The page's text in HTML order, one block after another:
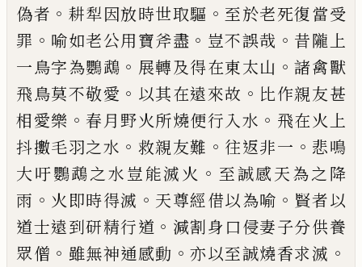
偽者 。 耕犁因放時世取驅 。 至於老死復當受
罪 。 喻如老公用寶斧盡 。 豈不誤哉 。 昔隴上
一鳥字為鸚鵡 。 展轉及得在東太山 。諸禽獸
飛鳥莫不敬愛 。 以其在遠來故 。 比作親友甚
相愛樂 。 春月 野火所燒便行入水 。 飛在火上
抖擻毛羽之水 。 救親友難 。 往返非一 。 悲鳴
大吁鸚鵡之水豈能滅火 。 至誠感天為之降
雨 。 火即時得滅 。 天尊經借以為喻 。 賢者以
道士遠到研精行道 。 減割身口侵妻子分供養
眾僧 。 雖無神通感動 。亦以至誠燒香求滅 。